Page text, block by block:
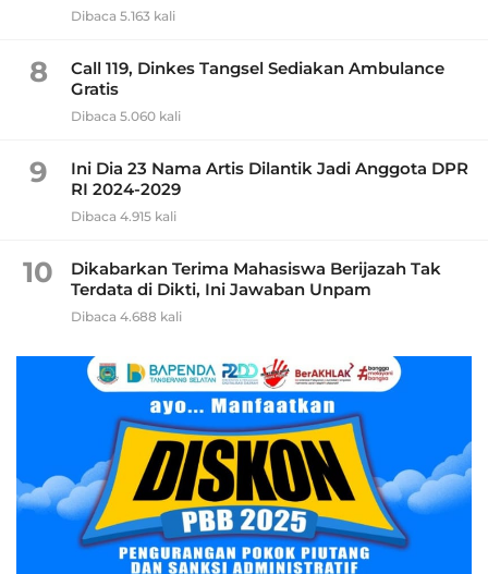
Dibaca 5.163 kali
8
Call 119, Dinkes Tangsel Sediakan Ambulance
Gratis
Dibaca 5.060 kali
9
Ini Dia 23 Nama Artis Dilantik Jadi Anggota DPR
RI 2024-2029
Dibaca 4.915 kali
10
Dikabarkan Terima Mahasiswa Berijazah Tak
Terdata di Dikti, Ini Jawaban Unpam
Dibaca 4.688 kali